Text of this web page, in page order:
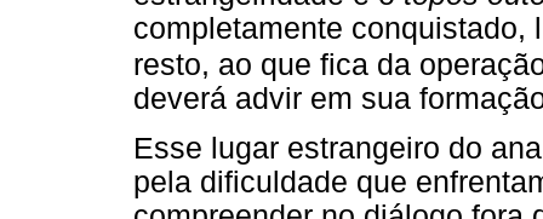
completamente conquistado,
resto, ao que fica da
deverá advir em sua
Esse lugar estrangeiro do
pela dificuldade que